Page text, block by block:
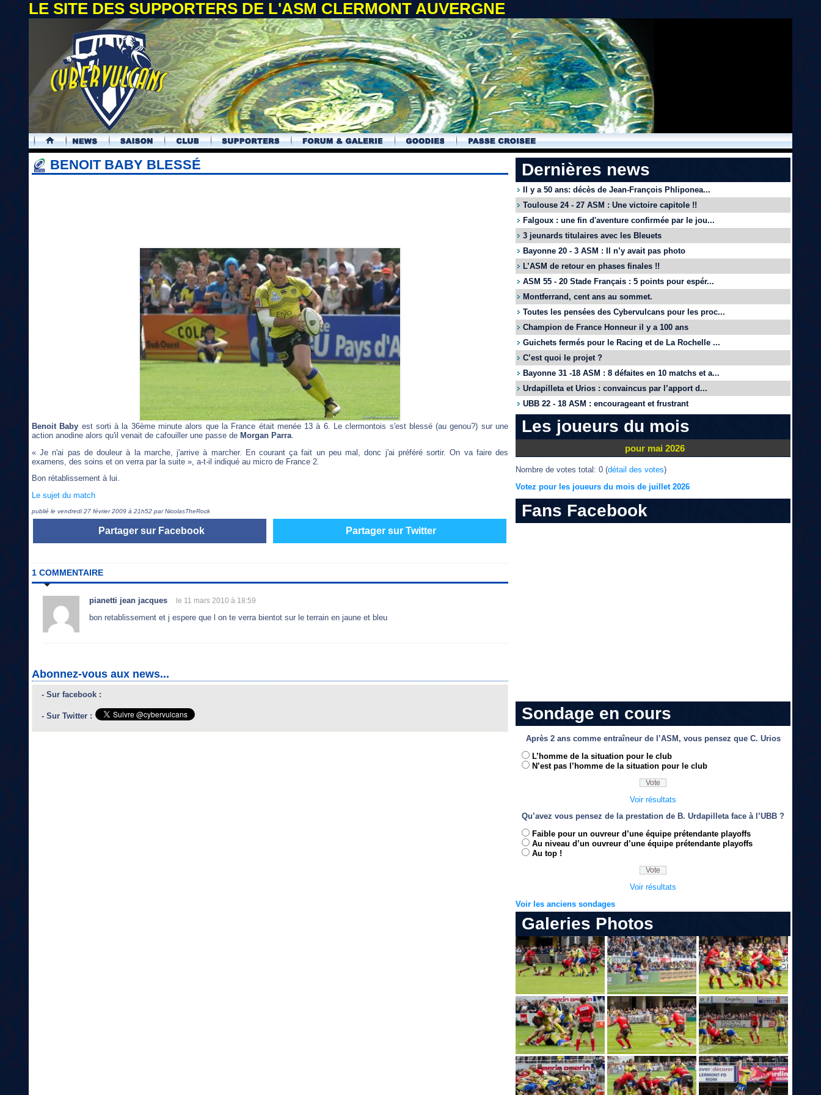
LE SITE DES SUPPORTERS DE L'ASM CLERMONT AUVERGNE
.
BENOIT BABY BLESSÉ
Benoit Baby est sorti à la 36ème minute alors que la France était menée 13 à 6. Le clermontois s'est blessé (au genou?) sur une
action anodine alors qu'il venait de cafouiller une passe de Morgan Parra
« Je n'ai pas de douleur à la marche, j'arrive à marcher. En courant ça fait un peu mal, donc j'ai préféré sortir. On va faire des
examens, des soins et on verra par la suite », a-t-il indiqué au micro de France 2.
Bon rétablissement à lui.
Le sujet du match
publié le vendredi 27 février 2009 à 21h52 par NicolasTheRock
Partager sur Facebook Partager sur Twitter
1 COMMENTAIRE
pianetti jean jacques le 11 mars 2010 à 18:59
bon retablissement et j espere que l on te verra bientot sur le terrain en jaune et bleu
Abonnez-vous aux news...
- Sur facebook :
- Sur Twitter :
Dernières news
Il y a 50 ans: décès de Jean-François Phliponea...
Toulouse 24 - 27 ASM : Une victoire capitole !!
Falgoux : une fin d'aventure confirmée par le jou...
3 jeunards titulaires avec les Bleuets
Bayonne 20 - 3 ASM : Il n’y avait pas photo
L’ASM de retour en phases finales !!
ASM 55 - 20 Stade Français : 5 points pour espér...
Montferrand, cent ans au sommet.
Toutes les pensées des Cybervulcans pour les proc...
Champion de France Honneur il y a 100 ans
Guichets fermés pour le Racing et de La Rochelle ...
C’est quoi le projet ?
Bayonne 31 -18 ASM : 8 défaites en 10 matchs et a...
Urdapilleta et Urios : convaincus par l’apport d...
UBB 22 - 18 ASM : encourageant et frustrant
Les joueurs du mois
pour mai 2026
Nombre de votes total: 0 (détail des votes)
Votez pour les joueurs du mois de juillet 2026
Fans Facebook
Sondage en cours
Après 2 ans comme entraîneur de l’ASM, vous pensez que C. Urios
L’homme de la situation pour le club
N’est pas l’homme de la situation pour le club
Voir résultats
Qu’avez vous pensez de la prestation de B. Urdapilleta face à l’UBB ?
Faible pour un ouvreur d’une équipe prétendante playoffs
Au niveau d’un ouvreur d’une équipe prétendante playoffs
Au top !
Voir résultats
Voir les anciens sondages
Galeries Photos